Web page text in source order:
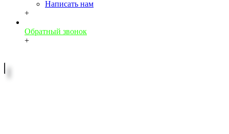
Написать нам
+
Обратный звонок
+